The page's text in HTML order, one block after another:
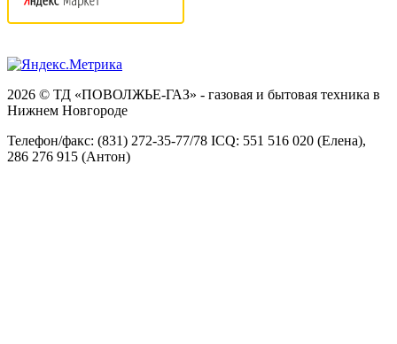
2026 © ТД «ПОВОЛЖЬЕ-ГАЗ» - газовая и бытовая техника в
Нижнем Новгороде
Телефон/факс: (831) 272-35-77/78 ICQ: 551 516 020 (Елена),
286 276 915 (Антон)